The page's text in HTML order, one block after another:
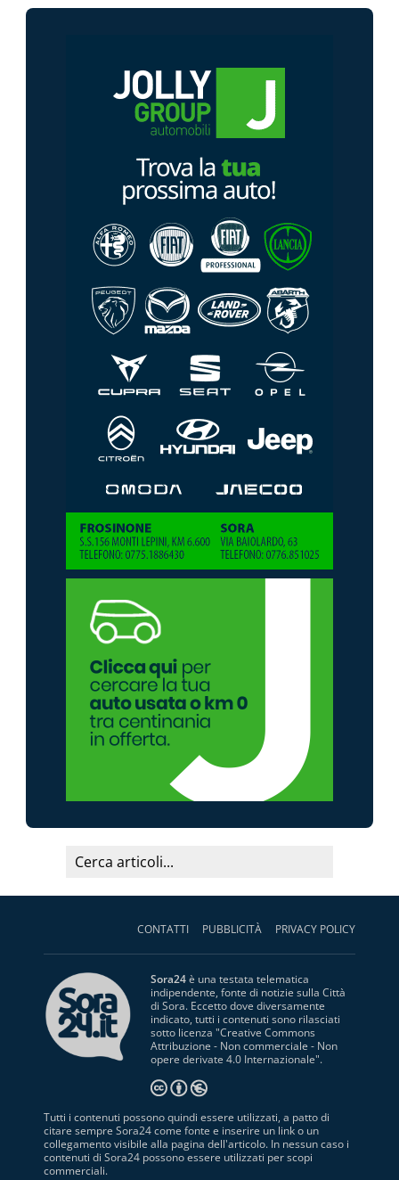
CONTATTI PUBBLICITÀ PRIVACY POLICY
Sora24è una testata telematica
indipendente, fonte di notizie sulla Città
di Sora. Eccetto dove diversamente
indicato, tutti i contenuti sono rilasciati
sotto licenza "Creative Commons
Attribuzione - Non commerciale - Non
opere derivate 4.0 Internazionale".
Tutti i contenuti possono quindi essere utilizzati, a patto di
citare sempre Sora24 come fonte e inserire un link o un
collegamento visibile alla pagina dell'articolo. In nessun caso i
contenuti di Sora24 possono essere utilizzati per scopi
commerciali.